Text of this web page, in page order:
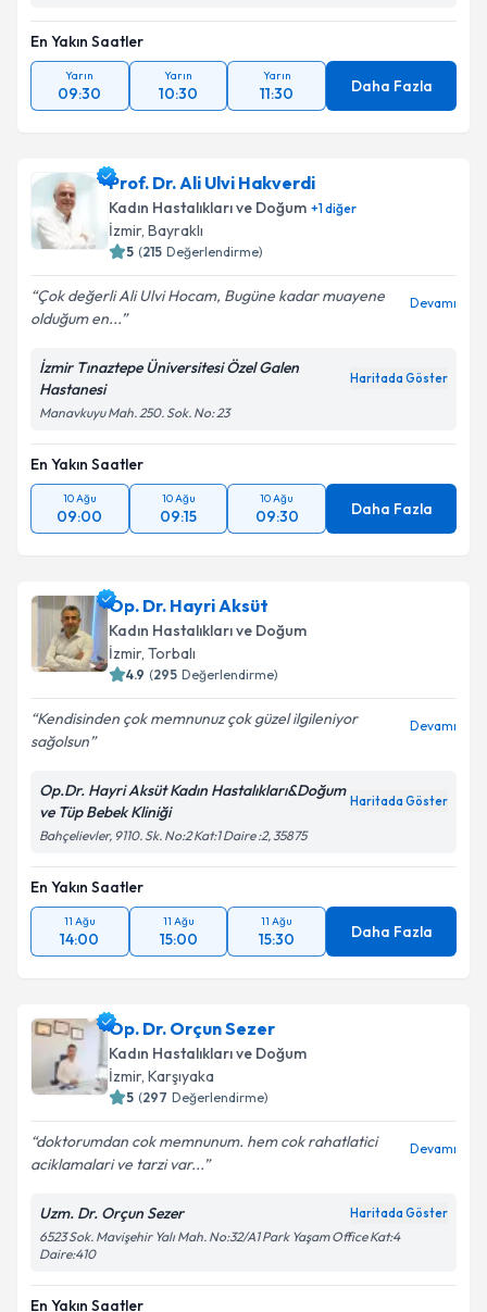
En Yakın Saatler
Yarın
09:30
Yarın
10:30
Yarın
11:30 Daha Fazla
Prof. Dr. Ali Ulvi Hakverdi
Kadın Hastalıkları ve Doğum +1diğer
İzmir, Bayraklı
5 (215 Değerlendirme)
Çok değerli Ali Ulvi Hocam, Bugüne kadar muayene
olduğum en...
Devamı
İzmir Tınaztepe Üniversitesi Özel Galen
Hastanesi
Haritada Göster
Manavkuyu Mah. 250. Sok. No: 23
En Yakın Saatler
10 Ağu
09:00
10 Ağu
09:15
10 Ağu
09:30 Daha Fazla
Op. Dr. Hayri Aksüt
Kadın Hastalıkları ve Doğum
İzmir, Torbalı
4.9 (295 Değerlendirme)
Kendisinden çok memnunuz çok güzel ilgileniyor
sağolsun
Devamı
Op.Dr. Hayri Aksüt Kadın Hastalıkları&Doğum
ve Tüp Bebek Kliniği
Haritada Göster
Bahçelievler, 9110. Sk. No:2 Kat:1 Daire :2, 35875
En Yakın Saatler
11 Ağu
14:00
11 Ağu
15:00
11 Ağu
15:30 Daha Fazla
Op. Dr. Orçun Sezer
Kadın Hastalıkları ve Doğum
İzmir, Karşıyaka
5 (297 Değerlendirme)
doktorumdan cok memnunum. hem cok rahatlatici
aciklamalari ve tarzi var...
Devamı
Uzm. Dr. Orçun Sezer Haritada Göster
6523 Sok. Mavişehir Yalı Mah. No:32/A1 Park Yaşam Office Kat:4
Daire:410
En Yakın Saatler